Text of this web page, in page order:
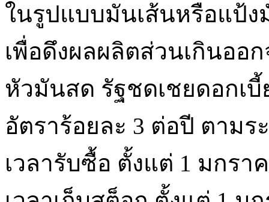
ในรูปแบบมันเส้นหรือแป้ง
เพื่อดึงผลผลิตส่วนเกินออ
หัวมันสด รัฐชดเชยดอกเบี้
อัตราร้อยละ 3 ต่อปี ตามร
เวลารับซื้อ ตั้งแต่ 1 มกรา